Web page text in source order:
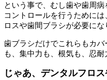
という事で、むし歯や歯周
コントロールを行うために
ロスや歯間ブラシが必要にな
歯ブラシだけでこれらもカ
も、集中力も、根気も、忍耐
じゃあ、デンタルフロ